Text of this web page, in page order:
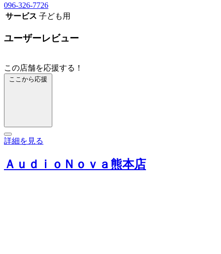
096-326-7726
サービス 子ども用
ユーザーレビュー
この店舗を応援する！
ここから応援
詳細を見る
ＡｕｄｉｏＮｏｖａ熊本店